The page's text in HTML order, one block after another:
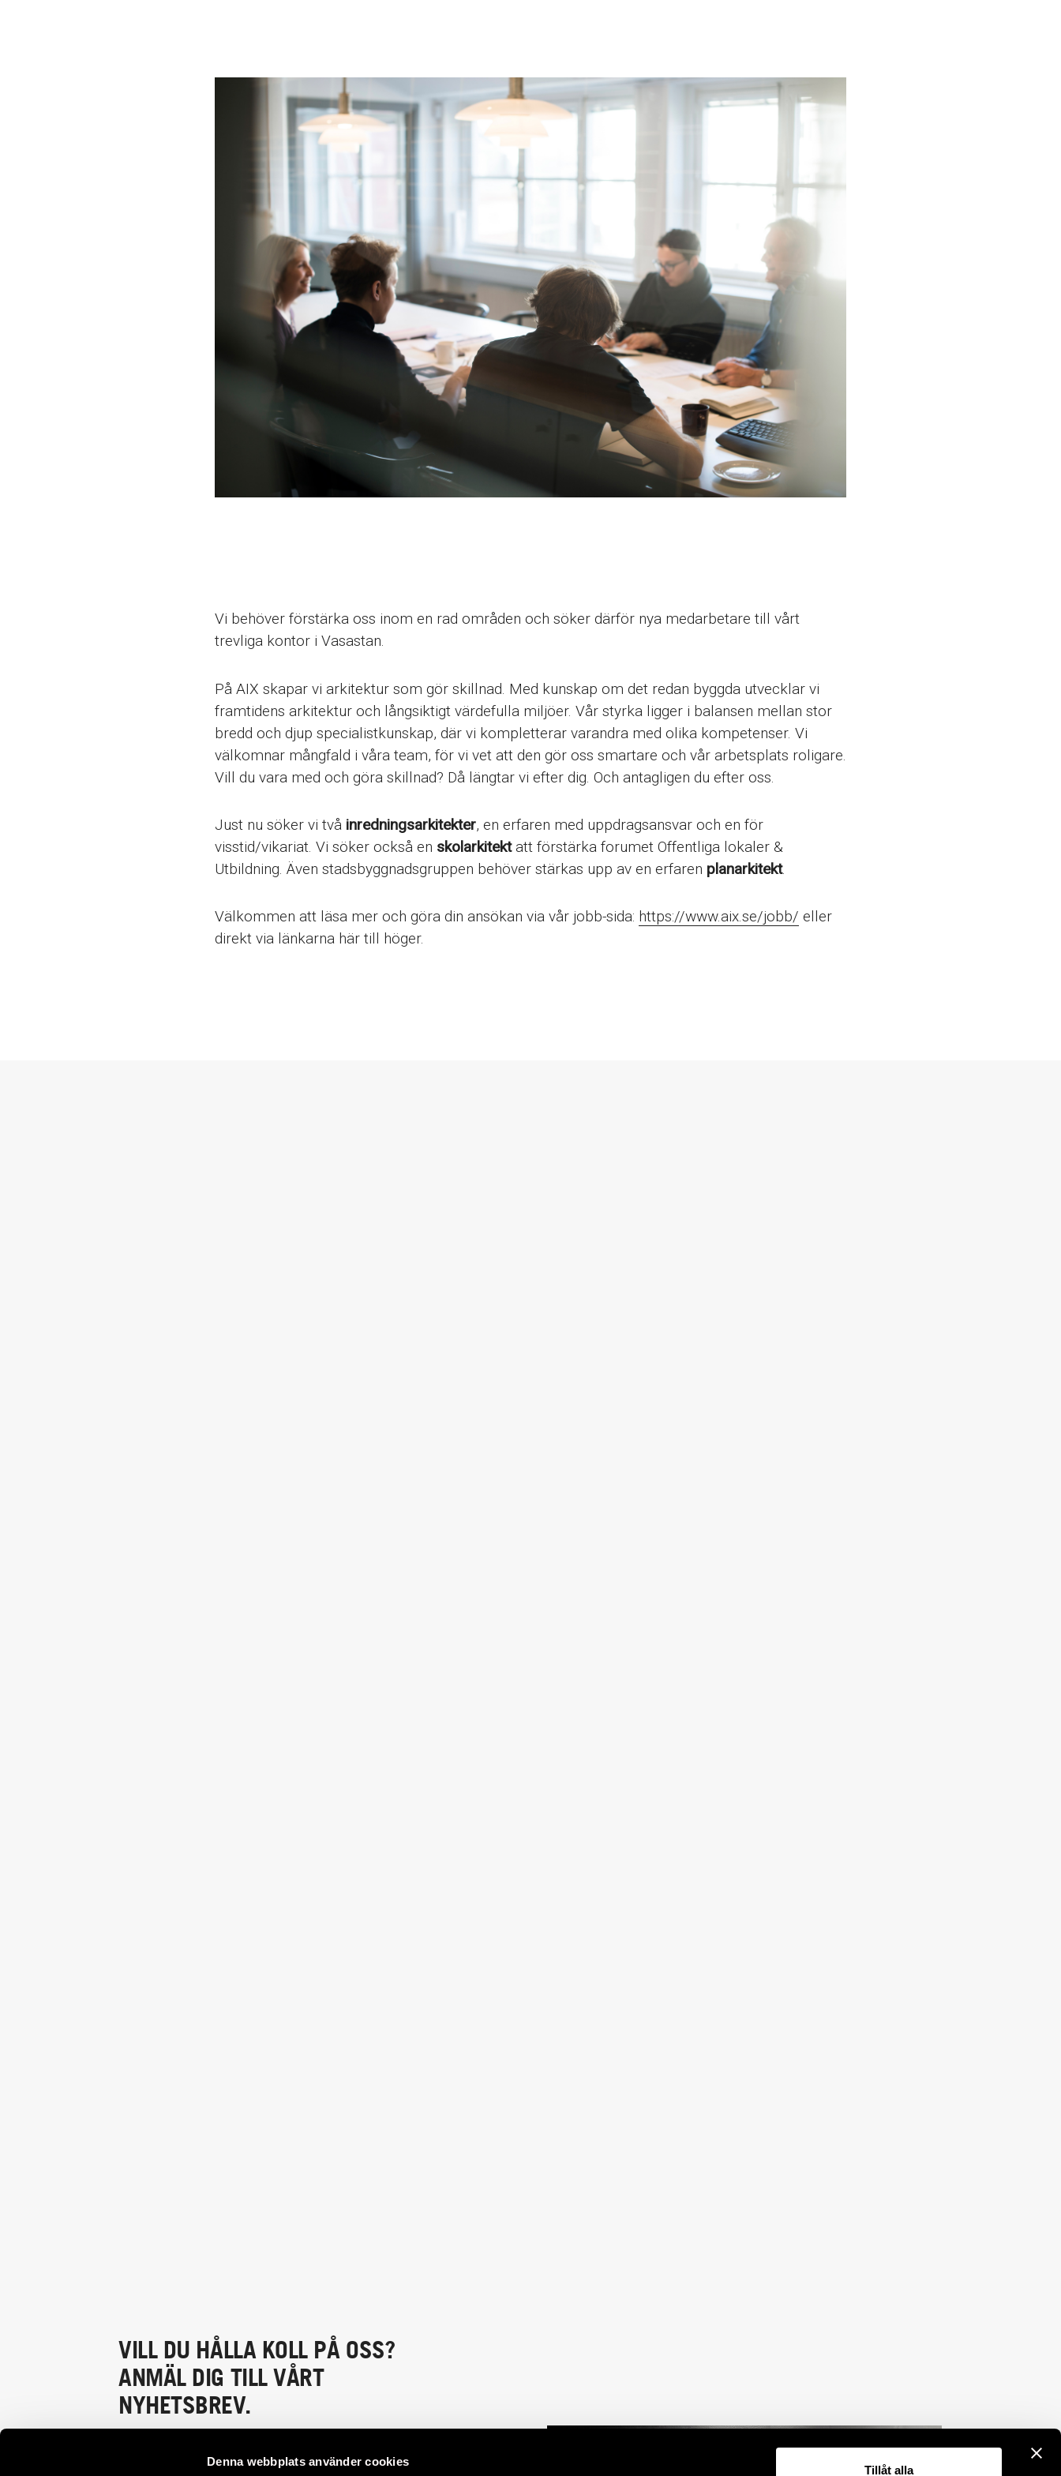
Denna webbplats använder cookies
Tillåt alla
Vi behöver förstärka oss inom en rad områden och söker därför nya medarbetare till vårt
trevliga kontor i Vasastan.
På AIX skapar vi arkitektur som gör skillnad. Med kunskap om det redan byggda utvecklar vi
framtidens arkitektur och långsiktigt värdefulla miljöer. Vår styrka ligger i balansen mellan stor
bredd och djup specialistkunskap, där vi kompletterar varandra med olika kompetenser. Vi
välkomnar mångfald i våra team, för vi vet att den gör oss smartare och vår arbetsplats roligare.
Vill du vara med och göra skillnad? Då längtar vi efter dig. Och antagligen du efter oss.
Just nu söker vi två inredningsarkitekter, en erfaren med uppdragsansvar och en för
visstid/vikariat. Vi söker också en skolarkitektatt förstärka forumet Offentliga lokaler &
Utbildning. Även stadsbyggnadsgruppen behöver stärkas upp av en erfaren planarkitekt.
Välkommen att läsa mer och göra din ansökan via vår jobb-sida: https://www.aix.se/jobb/ eller
direkt via länkarna här till höger.
VILL DU HÅLLA KOLL PÅ OSS?
ANMÄL DIG TILL VÅRT
NYHETSBREV.